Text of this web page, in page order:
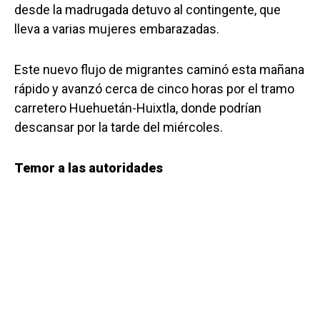
desde la madrugada detuvo al contingente, que
lleva a varias mujeres embarazadas.
Este nuevo flujo de migrantes caminó esta mañana
rápido y avanzó cerca de cinco horas por el tramo
carretero Huehuetán-Huixtla, donde podrían
descansar por la tarde del miércoles.
Temor a las autoridades